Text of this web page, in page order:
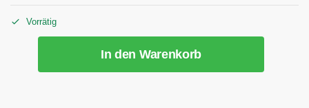
Vorrätig
In den Warenkorb